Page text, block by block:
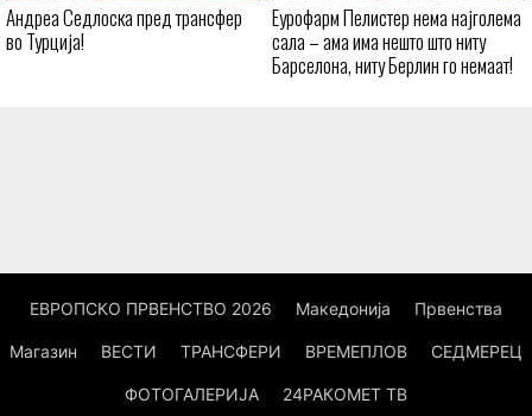
Андреа Седлоска пред трансфер
во Турција!
Еурофарм Пелистер нема најголема
сала – ама има нешто што ниту
Барселона, ниту Берлин го немаат!
ЕВРОПСКО ПРВЕНСТВО 2026 Македонија Првенства
Магазин ВЕСТИ ТРАНСФЕРИ ВРЕМЕПЛОВ СЕДМЕРЕЦ
ФОТОГАЛЕРИЈА 24РАКОМЕТ ТВ